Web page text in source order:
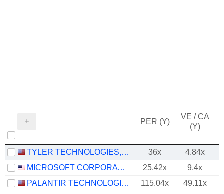
PER (Y)
VE / CA
(Y)
TYLER TECHNOLOGIES, INC. 36x 4.84x
MICROSOFT CORPORATION
25.42x 9.4x
PALANTIR TECHNOLOGIES INC.
115.04x 49.11x